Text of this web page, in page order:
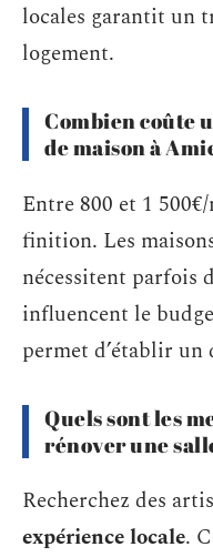
locales garantit un
logement.
Combien coûte
de maison à
Entre 800 et 1
finition. Les
nécessitent parfois
influencent le
permet d’établir un
Quels sont les
rénover une
Recherchez des
expérience locale.